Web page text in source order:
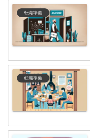
転職準備
転職準備